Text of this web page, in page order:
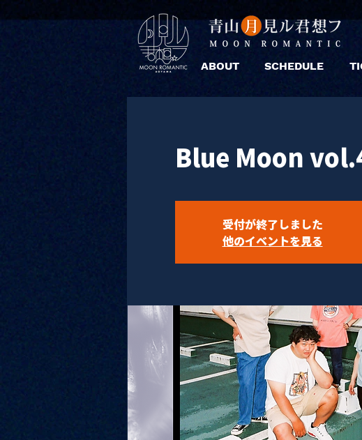
ABOUT SCHEDULE
Blue Moon
受付が終了しました
他のイベントを見る